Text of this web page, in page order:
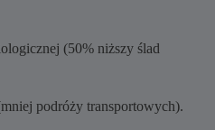
(50% niższy ślad
podróży transportowych).